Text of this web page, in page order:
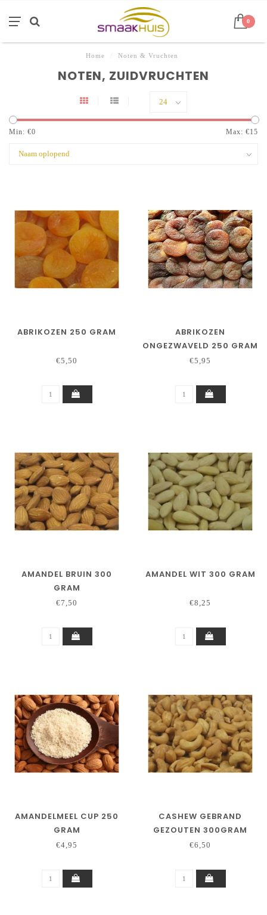
0
Home Noten & Vruchten
NOTEN, ZUIDVRUCHTEN
Min: €0 Max: €15
ABRIKOZEN 250 GRAM
€5,50
ABRIKOZEN
ONGEZWAVELD 250 GRAM
€5,95
AMANDEL BRUIN 300
GRAM
€7,50
AMANDEL WIT 300 GRAM
€8,25
AMANDELMEEL CUP 250
GRAM
€4,95
CASHEW GEBRAND
GEZOUTEN 300GRAM
€6,50